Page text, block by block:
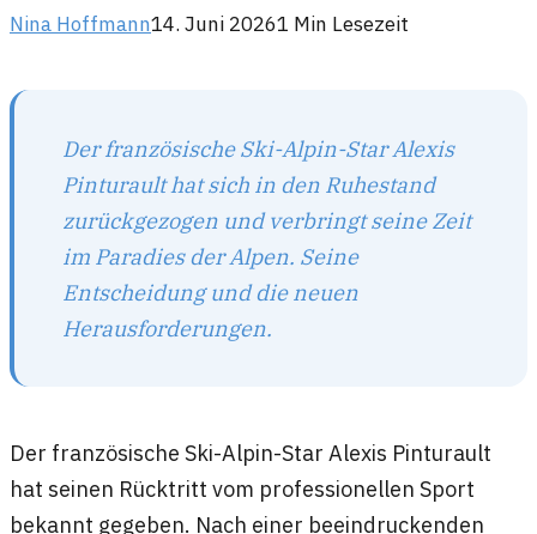
Nina Hoffmann14. Juni 20261 Min Lesezeit
Der französische Ski-Alpin-Star Alexis
Pinturault hat sich in den Ruhestand
zurückgezogen und verbringt seine Zeit
im Paradies der Alpen. Seine
Entscheidung und die neuen
Herausforderungen.
Der französische Ski-Alpin-Star Alexis Pinturault
hat seinen Rücktritt vom professionellen Sport
bekannt gegeben. Nach einer beeindruckenden